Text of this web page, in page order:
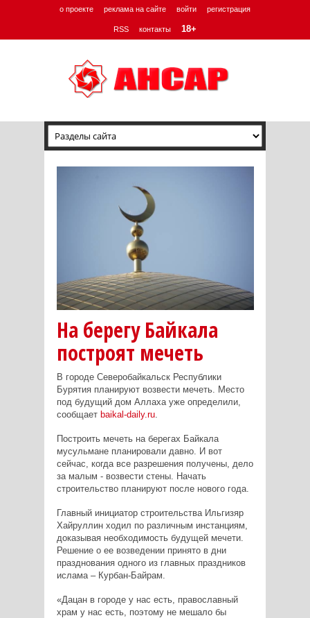
о проекте реклама на сайте войти регистрация
RSS контакты 18+
На берегу Байкала
построят мечеть
В городе Северобайкальск Республики
Бурятия планируют возвести мечеть. Место
под будущий дом Аллаха уже определили,
сообщает baikal-daily.ru.
Построить мечеть на берегах Байкала
мусульмане планировали давно. И вот
сейчас, когда все разрешения получены, дело
за малым - возвести стены. Начать
строительство планируют после нового года.
Главный инициатор строительства Ильгизяр
Хайруллин ходил по различным инстанциям,
доказывая необходимость будущей мечети.
Решение о ее возведении принято в дни
празднования одного из главных праздников
ислама – Курбан-Байрам.
«Дацан в городе у нас есть, православный
храм у нас есть, поэтому не мешало бы